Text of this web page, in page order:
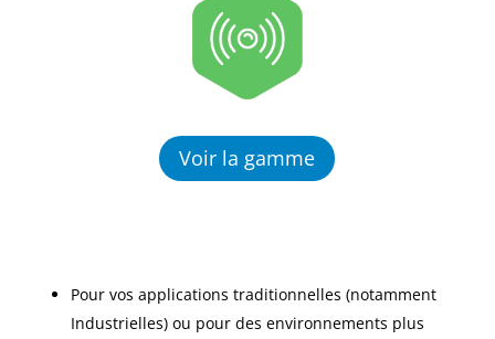
Voir la gamme
Pour vos applications traditionnelles (notamment
Industrielles) ou pour des environnements plus